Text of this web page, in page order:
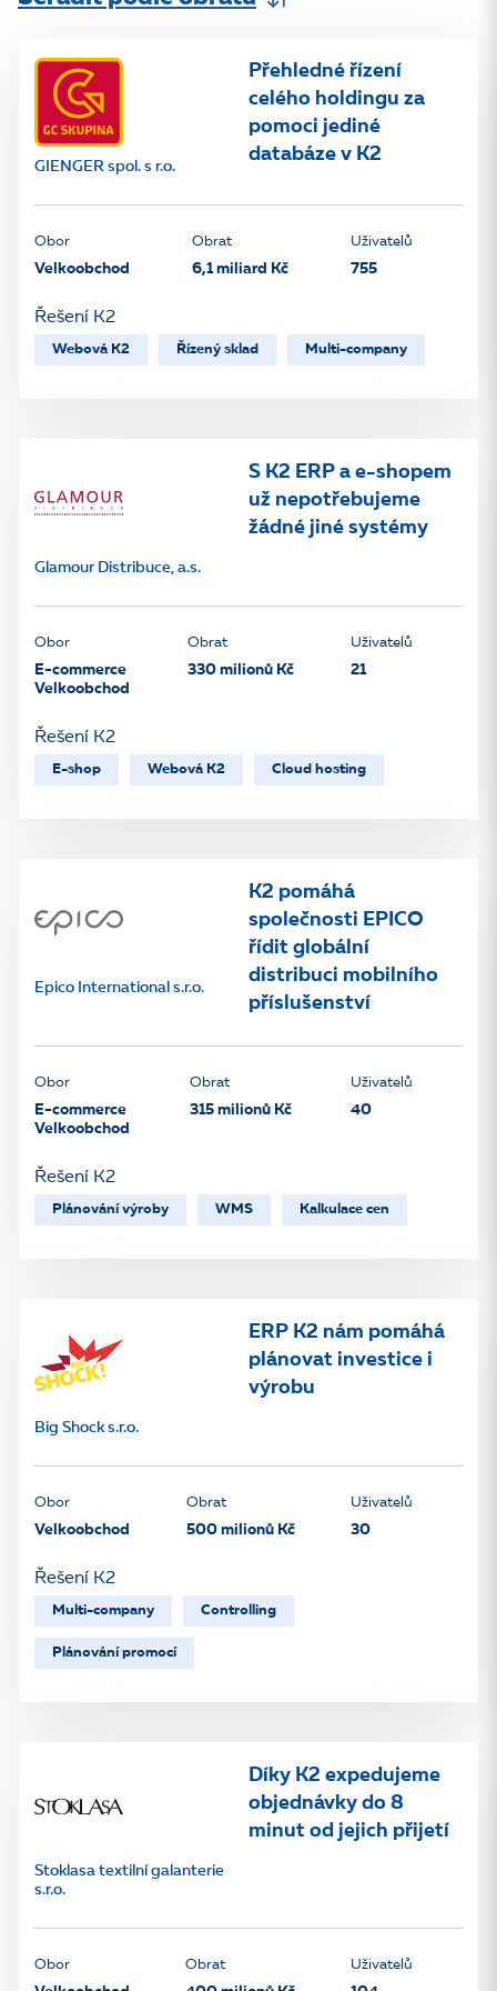
GIENGER spol. s r.o.
Přehledné řízení
celého holdingu za
pomoci jediné
databáze v K2
Obor
Velkoobchod
Obrat
6,1 miliard Kč
Uživatelů
755
Řešení K2
Webová K2 Řízený sklad Multi-company
Glamour Distribuce, a.s.
S K2 ERP a e-shopem
už nepotřebujeme
žádné jiné systémy
Obor
E-commerce
Velkoobchod
Obrat
330 milionů Kč
Uživatelů
21
Řešení K2
E-shop Webová K2 Cloud hosting
Epico International s.r.o.
K2 pomáhá
společnosti EPICO
řídit globální
distribuci mobilního
příslušenství
Obor
E-commerce
Velkoobchod
Obrat
315 milionů Kč
Uživatelů
40
Řešení K2
Plánování výroby WMS Kalkulace cen
Big Shock s.r.o.
ERP K2 nám pomáhá
plánovat investice i
výrobu
Obor
Velkoobchod
Obrat
500 milionů Kč
Uživatelů
30
Řešení K2
Multi-company Controlling
Plánování promocí
Stoklasa textilní galanterie
s.r.o.
Díky K2 expedujeme
objednávky do 8
minut od jejich přijetí
Obor Obrat Uživatelů